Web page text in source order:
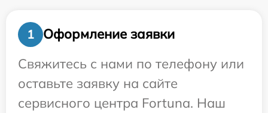
1
Оформление заявки
Свяжитесь с нами по телефону или
оставьте заявку на сайте
сервисного центра Fortuna. Наш